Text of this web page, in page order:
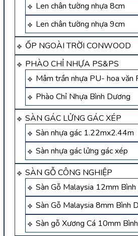
Len chân tường nhựa 8cm
Len chân tường nhựa 9cm
ỐP NGOÀI TRỜI CONWOOD
PHÀO CHỈ NHỰA PS&PS
Mâm trần nhựa PU- hoa văn
Phào Chỉ Nhựa Bình Dương
SÀN GÁC LỬNG GÁC XÉP
Sàn nhựa gác 1.22mx2.44m
Sàn nhựa gác lửng gác xép
SÀN GỖ CÔNG NGHIỆP
Sàn Gỗ Malaysia 12mm
Sàn Gỗ Malaysia 8mm Bình
Sàn gỗ Xương Cá 10mm